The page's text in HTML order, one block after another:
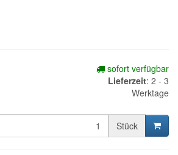
sofort verfügbar
Lieferzeit: 2 - 3
Werktage
Stück